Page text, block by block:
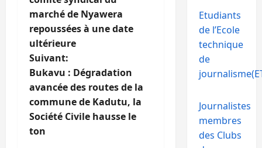
v
i
g
a
t
marché de Nyawera
repoussées à une date
ultérieure
Suivant:
Bukavu : Dégradation
avancée des routes de la
commune de Kadutu, la
Société Civile hausse le
ton
Etudiants
de l’Ecole
technique
de
Journalistes
membres
des Clubs